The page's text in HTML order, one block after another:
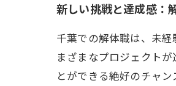
新しい挑戦と達成感：
千葉での解体職は、未
まざまなプロジェクト
とができる絶好のチャ